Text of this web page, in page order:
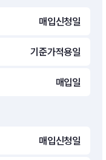
매입신청일
기준가적용일
매입일
매입신청일